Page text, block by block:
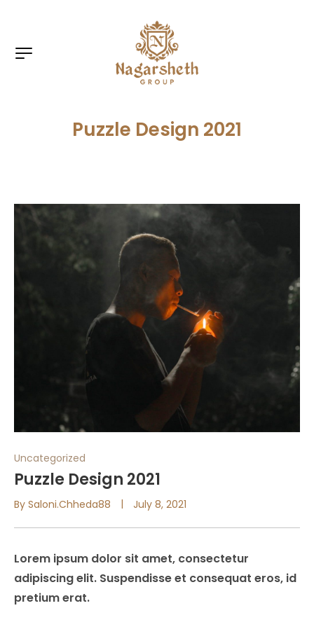
Puzzle Design 2021
Uncategorized
Puzzle Design 2021
By Saloni.chheda88 July 8, 2021
Lorem ipsum dolor sit amet, consectetur
adipiscing elit. Suspendisse et consequat eros, id
pretium erat.